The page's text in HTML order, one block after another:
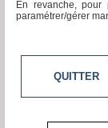
tvlocale.fr
Contactez-nous
En revanche,
paramétrer/gérer
QUITTER